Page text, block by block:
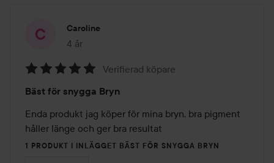
Caroline
4 år
Inlägget skapades 4 år
5
av
5
Verifierad köpare
Bäst för snygga Bryn
Enda produkt jag köper för mina bryn, bra pigment
håller länge och ger bra resultat
1 PRODUKT I INLÄGGET BÄST FÖR SNYGGA BRYN